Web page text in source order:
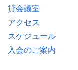
貸会議室
アクセス
スケジュール
入会のご案内